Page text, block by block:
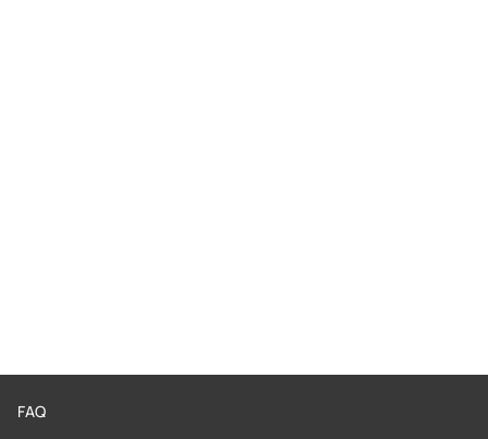
FAQ